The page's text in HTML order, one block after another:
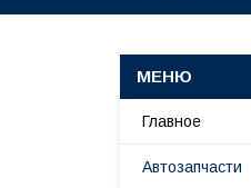
Главное
Автозапчасти